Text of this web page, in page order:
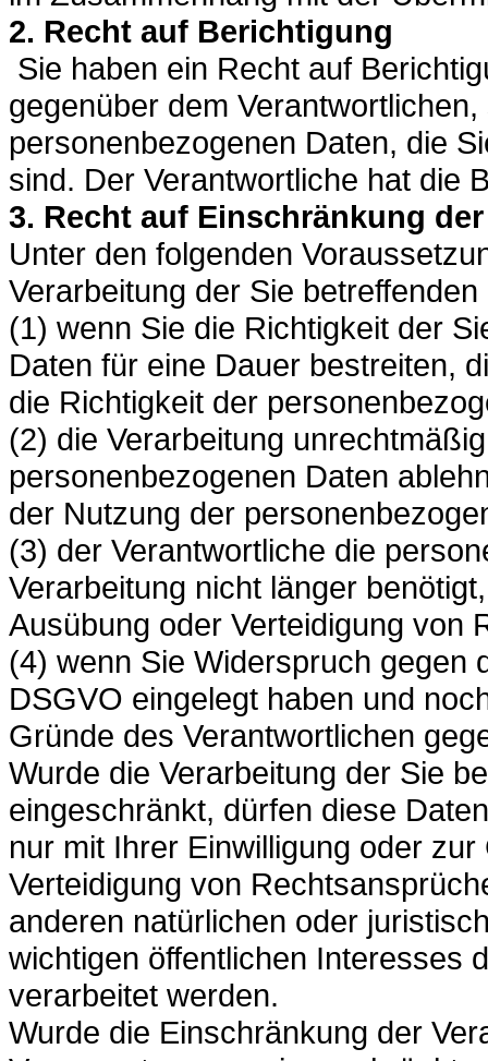
2. Recht auf Berichtigung
Sie haben ein Recht auf
gegenüber dem
personenbezogenen Daten, die
sind. Der Verantwortliche hat die
3. Recht auf Einschränkung
Unter den folgenden
Verarbeitung der Sie
(1) wenn Sie die Richtigkeit der
Daten für eine Dauer bestreiten,
die Richtigkeit der
(2) die Verarbeitung
personenbezogenen Daten
der Nutzung der
(3) der Verantwortliche die
Verarbeitung nicht länger
Ausübung oder Verteidigung von
(4) wenn Sie Widerspruch gegen
DSGVO eingelegt haben und
Gründe des Verantwortlichen
Wurde die Verarbeitung der Sie
eingeschränkt, dürfen diese
nur mit Ihrer Einwilligung oder
Verteidigung von
anderen natürlichen oder
wichtigen öffentlichen Interesses
verarbeitet werden.
Wurde die Einschränkung der